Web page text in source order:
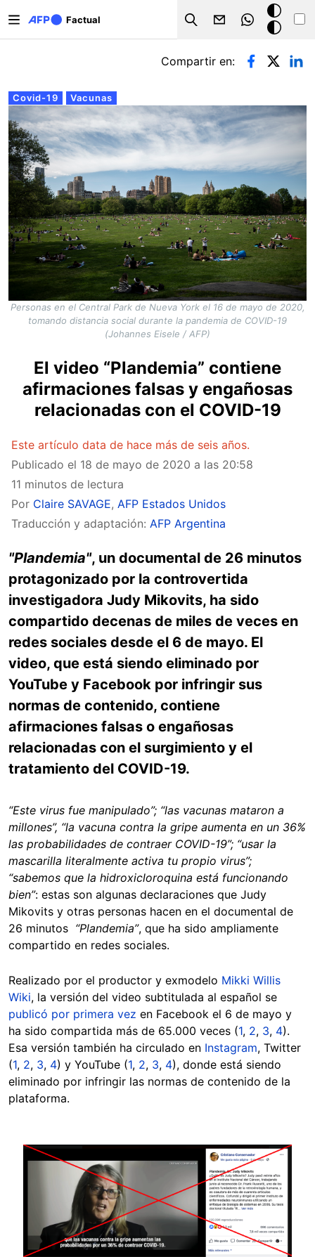
Factual
Search
Modo
oscuro
Solapas principales
Covid-19 Vacunas
Compartir en:
Personas en el Central Park de Nueva York el 16 de mayo de 2020,
tomando distancia social durante la pandemia de COVID-19
(Johannes Eisele / AFP)
El video “Plandemia” contiene
afirmaciones falsas y engañosas
relacionadas con el COVID-19
Este artículo data de hace más de seis años.
Publicado el 18 de mayo de 2020 a las 20:58
11 minutos de lectura
Por Claire SAVAGE, AFP Estados Unidos
Traducción y adaptación: AFP Argentina
"Plandemia", un documental de 26 minutos
protagonizado por la controvertida
investigadora Judy Mikovits, ha sido
compartido decenas de miles de veces en
redes sociales desde el 6 de mayo. El
video, que está siendo eliminado por
YouTube y Facebook por infringir sus
normas de contenido, contiene
afirmaciones falsas o engañosas
relacionadas con el surgimiento y el
tratamiento del COVID-19.
“Este virus fue manipulado”; “las vacunas mataron a
millones”, “la vacuna contra la gripe aumenta en un 36%
las probabilidades de contraer COVID-19”; “usar la
mascarilla literalmente activa tu propio virus”;
“sabemos que la hidroxicloroquina está funcionando
bien”: estas son algunas declaraciones que Judy
Mikovits y otras personas hacen en el documental de
26 minutos “Plandemia”, que ha sido ampliamente
compartido en redes sociales.
Realizado por el productor y exmodelo Mikki Willis
Wiki, la versión del video subtitulada al español se
publicó por primera vez en Facebook el 6 de mayo y
ha sido compartida más de 65.000 veces (1, 2, 3, 4).
Esa versión también ha circulado en Instagram, Twitter
(1, 2, 3, 4) y YouTube (1, 2, 3, 4), donde está siendo
eliminado por infringir las normas de contenido de la
plataforma.
Image